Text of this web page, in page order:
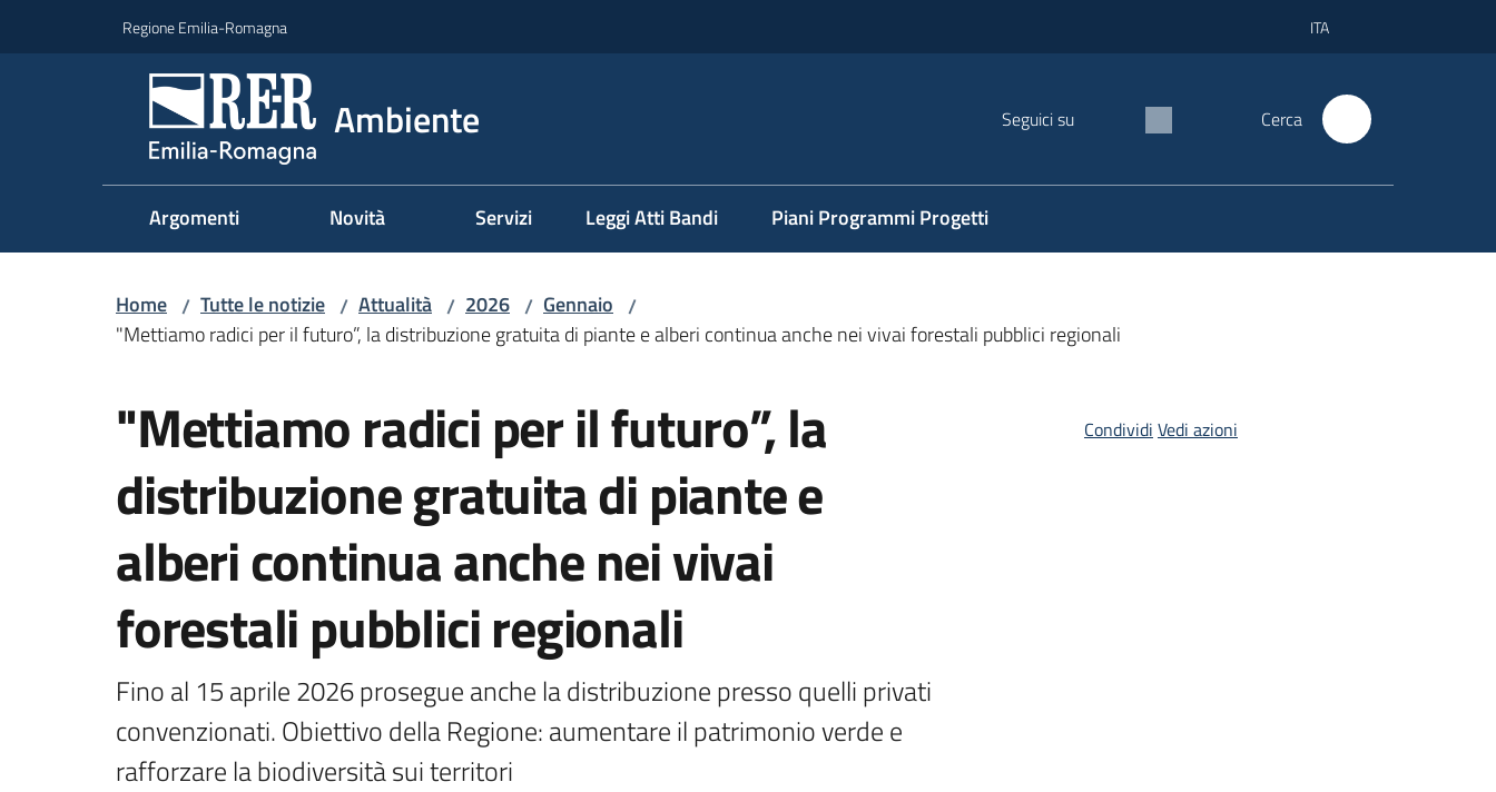
Regione Emilia-Romagna ITA
Ambiente Seguici su Cerca
Argomenti Novità Servizi Leggi Atti Bandi Piani Programmi Progetti
Home / Tutte le notizie / Attualità / 2026 / Gennaio /
"Mettiamo radici per il futuro”, la distribuzione gratuita di piante e alberi continua anche nei vivai forestali pubblici regionali
"Mettiamo radici per il futuro”, la
distribuzione gratuita di piante e
alberi continua anche nei vivai
forestali pubblici regionali
Fino al 15 aprile 2026 prosegue anche la distribuzione presso quelli privati
convenzionati. Obiettivo della Regione: aumentare il patrimonio verde e
rafforzare la biodiversità sui territori
Condividi Vedi azioni